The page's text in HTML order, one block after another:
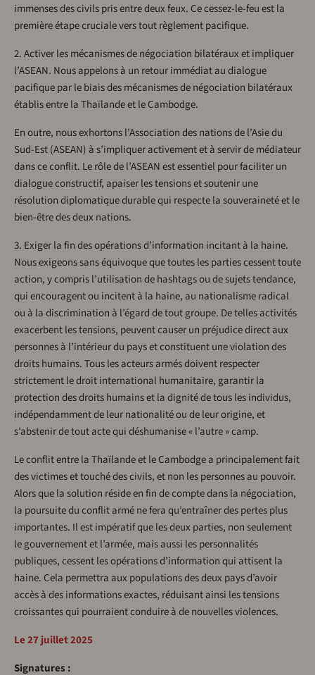
immenses des civils pris entre deux feux. Ce cessez-le-feu est la
première étape cruciale vers tout règlement pacifique.
2. Activer les mécanismes de négociation bilatéraux et impliquer
l’ASEAN. Nous appelons à un retour immédiat au dialogue
pacifique par le biais des mécanismes de négociation bilatéraux
établis entre la Thaïlande et le Cambodge.
En outre, nous exhortons l’Association des nations de l’Asie du
Sud-Est (ASEAN) à s’impliquer activement et à servir de médiateur
dans ce conflit. Le rôle de l’ASEAN est essentiel pour faciliter un
dialogue constructif, apaiser les tensions et soutenir une
résolution diplomatique durable qui respecte la souveraineté et le
bien-être des deux nations.
3. Exiger la fin des opérations d’information incitant à la haine.
Nous exigeons sans équivoque que toutes les parties cessent toute
action, y compris l’utilisation de hashtags ou de sujets tendance,
qui encouragent ou incitent à la haine, au nationalisme radical
ou à la discrimination à l’égard de tout groupe. De telles activités
exacerbent les tensions, peuvent causer un préjudice direct aux
personnes à l’intérieur du pays et constituent une violation des
droits humains. Tous les acteurs armés doivent respecter
strictement le droit international humanitaire, garantir la
protection des droits humains et la dignité de tous les individus,
indépendamment de leur nationalité ou de leur origine, et
s’abstenir de tout acte qui déshumanise « l’autre » camp.
Le conflit entre la Thaïlande et le Cambodge a principalement fait
des victimes et touché des civils, et non les personnes au pouvoir.
Alors que la solution réside en fin de compte dans la négociation,
la poursuite du conflit armé ne fera qu’entraîner des pertes plus
importantes. Il est impératif que les deux parties, non seulement
le gouvernement et l’armée, mais aussi les personnalités
publiques, cessent les opérations d’information qui attisent la
haine. Cela permettra aux populations des deux pays d’avoir
accès à des informations exactes, réduisant ainsi les tensions
croissantes qui pourraient conduire à de nouvelles violences.
Le 27 juillet 2025
Signatures :